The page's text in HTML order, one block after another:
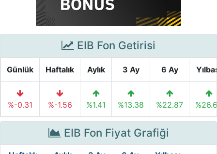
EIB Fon Getirisi
Günlük Haftalık Aylık 3 Ay 6 Ay
%-0.31 %-1.56 %1.41 %13.38 %22.87
EIB Fon Fiyat Grafiği